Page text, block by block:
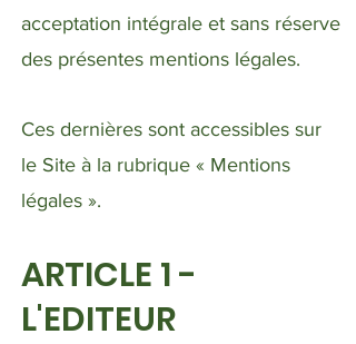
acceptation intégrale et sans réserve
des présentes mentions légales.
Ces dernières sont accessibles sur
le Site à la rubrique « Mentions
légales ».
ARTICLE 1 -
L'EDITEUR